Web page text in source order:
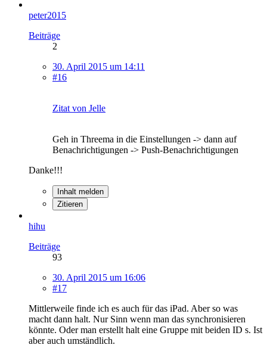
peter2015
Beiträge
2
30. April 2015 um 14:11
#16
Zitat von Jelle
Geh in Threema in die Einstellungen -> dann auf
Benachrichtigungen -> Push-Benachrichtigungen
Danke!!!
Inhalt melden
Zitieren
hihu
Beiträge
93
30. April 2015 um 16:06
#17
Mittlerweile finde ich es auch für das iPad. Aber so was
macht dann halt. Nur Sinn wenn man das synchronisieren
könnte. Oder man erstellt halt eine Gruppe mit beiden ID s. Ist
aber auch umständlich.